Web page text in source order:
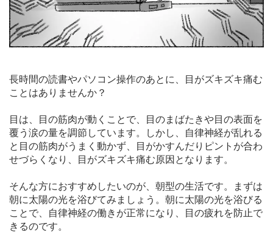
長時間の読書やパソコン操作のあとに、目がズキズキ痛む
ことはありませんか？
目は、目の筋肉が動くことで、目のまばたきや目の表面を
覆う涙の量を調節しています。しかし、自律神経が乱れる
と目の筋肉がうまく動かず、目がかすんだりピントが合わ
せづらくなり、目がズキズキ痛む原因となります。
そんな方におすすめしたいのが、朝型の生活です。まずは
朝に太陽の光を浴びてみましょう。朝に太陽の光を浴びる
ことで、自律神経の働きが正常になり、目の疲れを防止で
きるのです。